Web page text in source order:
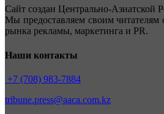
Сайт создан Центрально-Азиатской
Мы предоставляем своим
рынка рекламы, маркетинга и PR.
Наши контакты
+7 (708) 983-7884
tribune.press@aaca.com.kz